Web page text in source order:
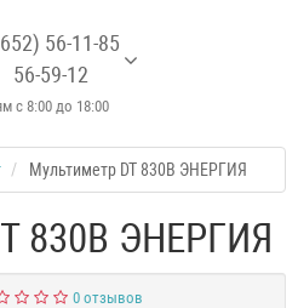
56-11-85
56-59-12
с 8:00 до 18:00
Мультиметр DT 830B ЭНЕРГИЯ
830B ЭНЕРГИЯ
0 отзывов